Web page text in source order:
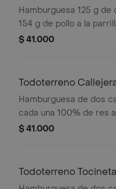
Hamburguesa 125 g de
154 g de pollo a la
BBQ, tocineta, queso
$ 41.000
Todoterreno
Hamburguesa de dos
cada una 100% de res
salsa bbq, tocineta,
$ 41.000
Todoterreno